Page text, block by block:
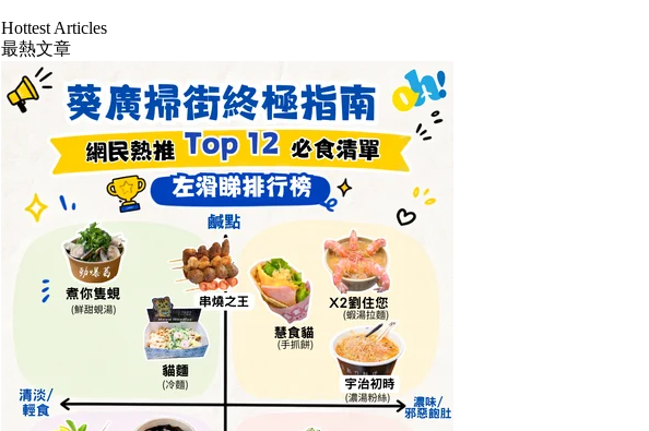
Hottest Articles
最熱文章